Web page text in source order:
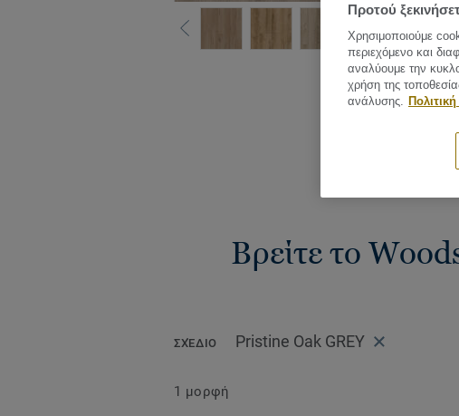
Δείτε όλα τα
Βρείτε το
ΣΧΈΔΙΟ Pristine Oak GREY
1 μορφή
Προτού
Χρησιμοποιούμε
περιεχόμενο και
αναλύουμε την
χρήση της
ανάλυσης.